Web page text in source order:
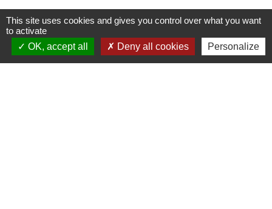
Nous contacter
This site uses cookies and gives you control over what you want
to activate
OK, accept all
Deny all cookies Personalize